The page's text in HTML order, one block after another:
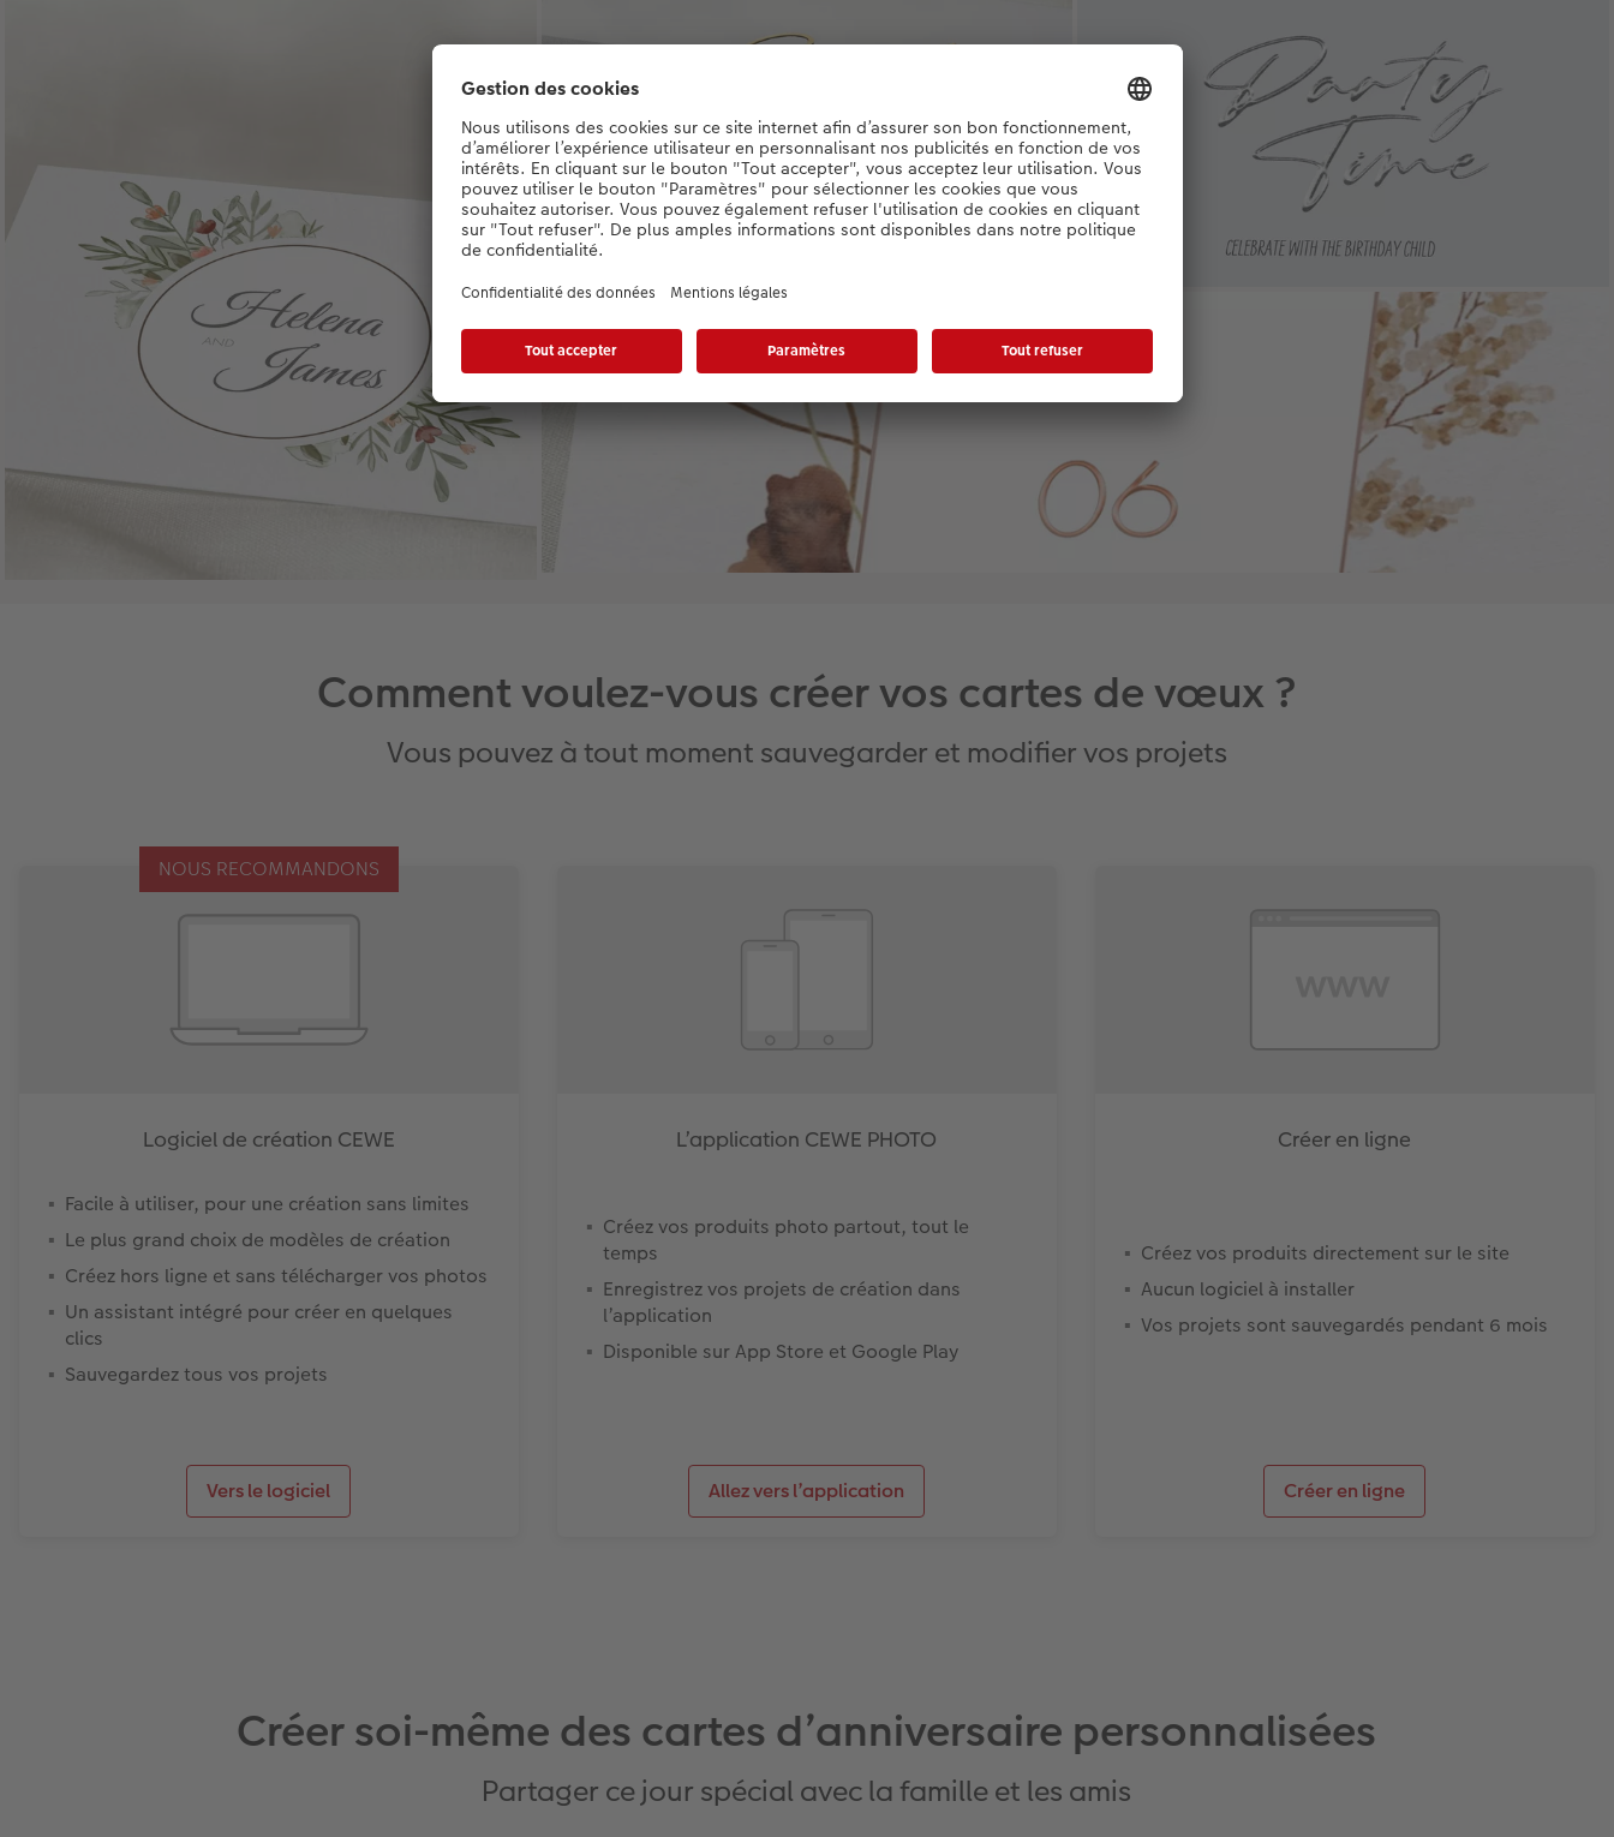
Comment voulez-vous créer vos cartes de vœux ?
Vous pouvez à tout moment sauvegarder et modifier vos projets
NOUS RECOMMANDONS
Logiciel de création CEWE
Facile à utiliser, pour une création sans limites
Le plus grand choix de modèles de création
Créez hors ligne et sans télécharger vos photos
Un assistant intégré pour créer en quelques
clics
Sauvegardez tous vos projets
Vers le logiciel
L’application CEWE PHOTO
Créez vos produits photo partout, tout le
temps
Enregistrez vos projets de création dans
l’application
Disponible sur App Store et Google Play
Allez vers l’application
Créer en ligne
Créez vos produits directement sur le site
Aucun logiciel à installer
Vos projets sont sauvegardés pendant 6 mois
Créer en ligne
Créer soi-même des cartes d’anniversaire personnalisées
Partager ce jour spécial avec la famille et les amis